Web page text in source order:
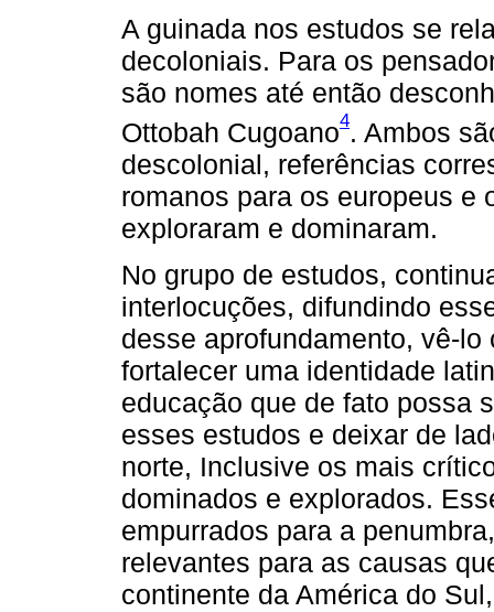
A guinada nos estudos se
decoloniais. Para os
são nomes até então
Ottobah Cugoano4. Ambos
descolonial, referências
romanos para os europeus e
exploraram e dominaram.
No grupo de estudos,
interlocuções, difundindo
desse aprofundamento, vê-
fortalecer uma identidade
educação que de fato possa
esses estudos e deixar de
norte, Inclusive os mais
dominados e explorados.
empurrados para a
relevantes para as causas
continente da América do